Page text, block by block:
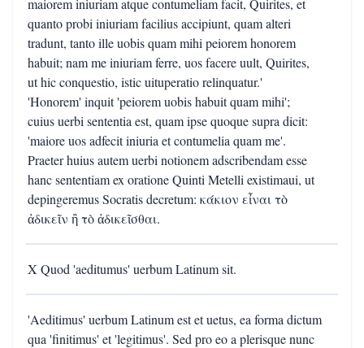
maiorem iniuriam atque contumeliam facit, Quirites, et
quanto probi iniuriam facilius accipiunt, quam alteri
tradunt, tanto ille uobis quam mihi peiorem honorem
habuit; nam me iniuriam ferre, uos facere uult, Quirites,
ut hic conquestio, istic uituperatio relinquatur.'
'Honorem' inquit 'peiorem uobis habuit quam mihi';
cuius uerbi sententia est, quam ipse quoque supra dicit:
'maiore uos adfecit iniuria et contumelia quam me'.
Praeter huius autem uerbi notionem adscribendam esse
hanc sententiam ex oratione Quinti Metelli existimaui, ut
depingeremus Socratis decretum: κάκιον εἶναι τὸ
ἀδικεῖν ἢ τὸ ἀδικεῖσθαι.
X Quod 'aeditumus' uerbum Latinum sit.
'Aeditimus' uerbum Latinum est et uetus, ea forma dictum
qua 'finitimus' et 'legitimus'. Sed pro eo a plerisque nunc